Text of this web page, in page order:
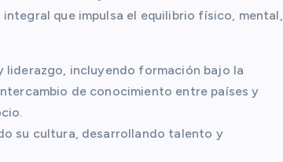
que impulsa el equilibrio físico, mental,
liderazgo, incluyendo formación bajo la
de conocimiento entre países y
su cultura, desarrollando talento y